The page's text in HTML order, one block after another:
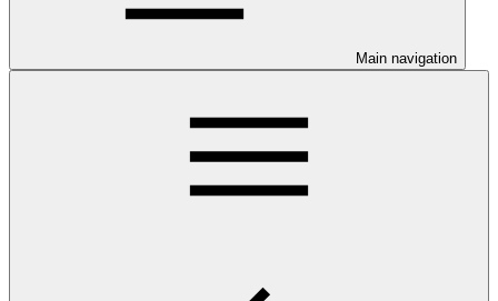
Main navigation